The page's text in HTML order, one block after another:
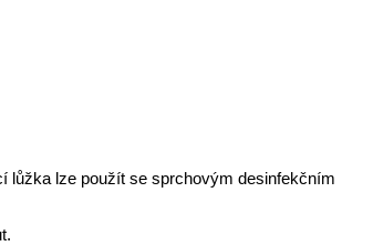
lůžka lze použít se sprchovým desinfekčním